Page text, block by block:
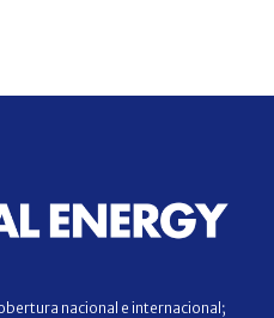
nacional e internacional;